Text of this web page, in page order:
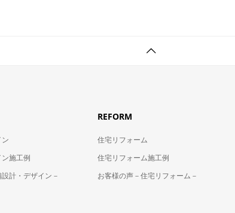
施工例
計・デザイン－
REFORM
住宅リフォーム
住宅リフォーム施工例
お客様の声－住宅リフォーム－